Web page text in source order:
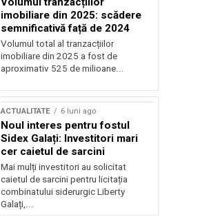
imobiliare din 2025: scădere
semnificativă față de 2024
Volumul total al tranzacțiilor
imobiliare din 2025 a fost de
aproximativ 525 de milioane...
ACTUALITATE 6 luni ago
Noul interes pentru fostul
Sidex Galați: Investitori mari
cer caietul de sarcini
Mai mulți investitori au solicitat
caietul de sarcini pentru licitația
combinatului siderurgic Liberty
Galați,...